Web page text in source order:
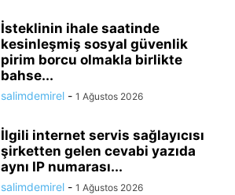
İsteklinin ihale saatinde
kesinleşmiş sosyal güvenlik
pirim borcu olmakla birlikte
bahse...
salimdemirel - 1 Ağustos 2026
İlgili internet servis sağlayıcısı
şirketten gelen cevabi yazıda
aynı IP numarası...
salimdemirel - 1 Ağustos 2026